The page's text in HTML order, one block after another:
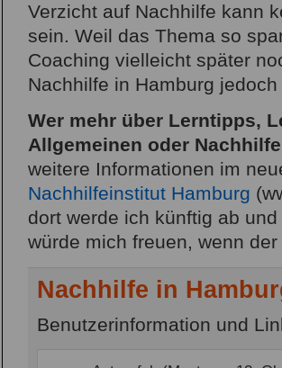
Verzicht auf Nachhilfe kann
sein. Weil das Thema so
Coaching vielleicht später
Nachhilfe in Hamburg
Wer mehr über Lerntipps,
Allgemeinen oder
weitere Informationen im
Nachhilfeinstitut Hamburg
dort werde ich künftig ab
würde mich freuen, wenn
Nachhilfe in
Benutzerinformation und